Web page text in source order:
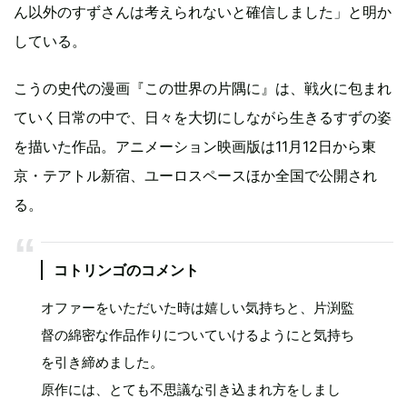
ん以外のすずさんは考えられないと確信しました」と明か
している。
こうの史代の漫画『この世界の片隅に』は、戦火に包まれ
ていく日常の中で、日々を大切にしながら生きるすずの姿
を描いた作品。アニメーション映画版は11月12日から東
京・テアトル新宿、ユーロスペースほか全国で公開され
る。
コトリンゴのコメント
オファーをいただいた時は嬉しい気持ちと、片渕監
督の綿密な作品作りについていけるようにと気持ち
を引き締めました。
原作には、とても不思議な引き込まれ方をしまし